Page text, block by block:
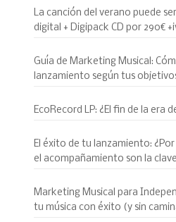
La canción del verano puede
digital + Digipack CD por 290€
Guía de Marketing Musical:
lanzamiento según tus
EcoRecord LP: ¿El fin de la era
El éxito de tu lanzamiento:
el acompañamiento son la
Marketing Musical para
tu música con éxito (y sin